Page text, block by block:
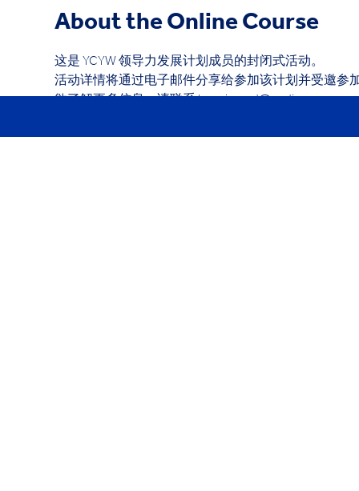
About the Online Course
这是 YCYW 领导力发展计划成员的封闭式活动。
活动详情将通过电子邮件分享给参加该计划并受邀参